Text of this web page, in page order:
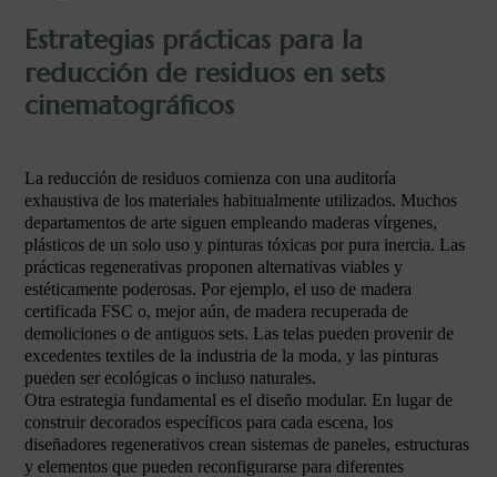
Estrategias prácticas para la
reducción de residuos en sets
cinematográficos
La reducción de residuos comienza con una auditoría
exhaustiva de los materiales habitualmente utilizados. Muchos
departamentos de arte siguen empleando maderas vírgenes,
plásticos de un solo uso y pinturas tóxicas por pura inercia. Las
prácticas regenerativas proponen alternativas viables y
estéticamente poderosas. Por ejemplo, el uso de madera
certificada FSC o, mejor aún, de madera recuperada de
demoliciones o de antiguos sets. Las telas pueden provenir de
excedentes textiles de la industria de la moda, y las pinturas
pueden ser ecológicas o incluso naturales.
Otra estrategia fundamental es el diseño modular. En lugar de
construir decorados específicos para cada escena, los
diseñadores regenerativos crean sistemas de paneles, estructuras
y elementos que pueden reconfigurarse para diferentes